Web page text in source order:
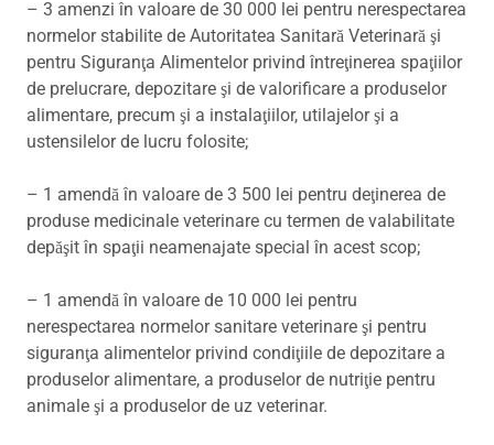
– 3 amenzi în valoare de 30 000 lei pentru nerespectarea
normelor stabilite de Autoritatea Sanitară Veterinară şi
pentru Siguranţa Alimentelor privind întreţinerea spaţiilor
de prelucrare, depozitare şi de valorificare a produselor
alimentare, precum şi a instalaţiilor, utilajelor şi a
ustensilelor de lucru folosite;
– 1 amendă în valoare de 3 500 lei pentru deţinerea de
produse medicinale veterinare cu termen de valabilitate
depăşit în spaţii neamenajate special în acest scop;
– 1 amendă în valoare de 10 000 lei pentru
nerespectarea normelor sanitare veterinare şi pentru
siguranţa alimentelor privind condiţiile de depozitare a
produselor alimentare, a produselor de nutriţie pentru
animale şi a produselor de uz veterinar.